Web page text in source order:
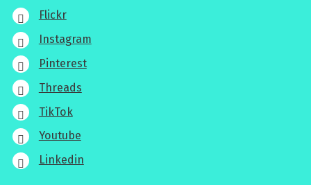
Flickr
Instagram
Pinterest
Threads
TikTok
Youtube
Linkedin